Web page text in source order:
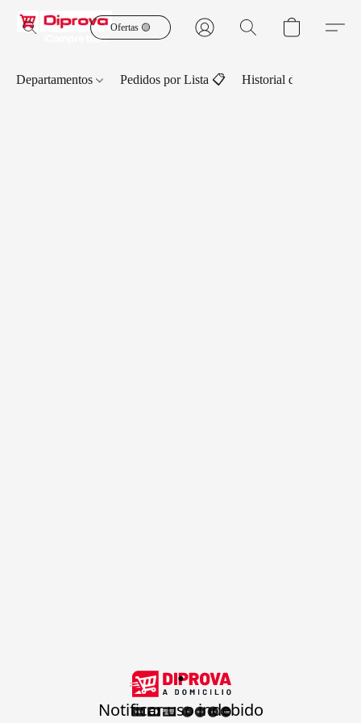
Ofertas 🟡
Departamentos Pedidos por Lista 📋 Historial de Pedidos
.
Notificar uso indebido